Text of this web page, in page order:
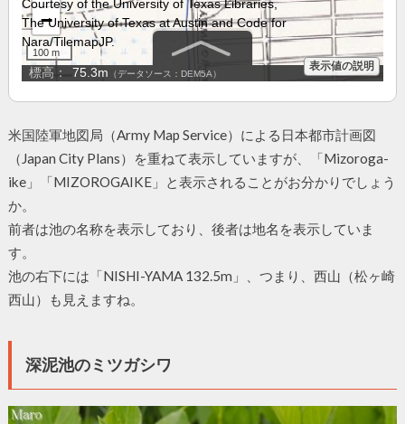
米国陸軍地図局（Army Map Service）による日本都市計画図
（Japan City Plans）を重ねて表示していますが、「Mizoroga-
ike」「MIZOROGAIKE」と表示されることがお分かりでしょう
か。
前者は池の名称を表示しており、後者は地名を表示していま
す。
池の右下には「NISHI-YAMA 132.5m」、つまり、西山（松ヶ崎
西山）も見えますね。
深泥池のミツガシワ